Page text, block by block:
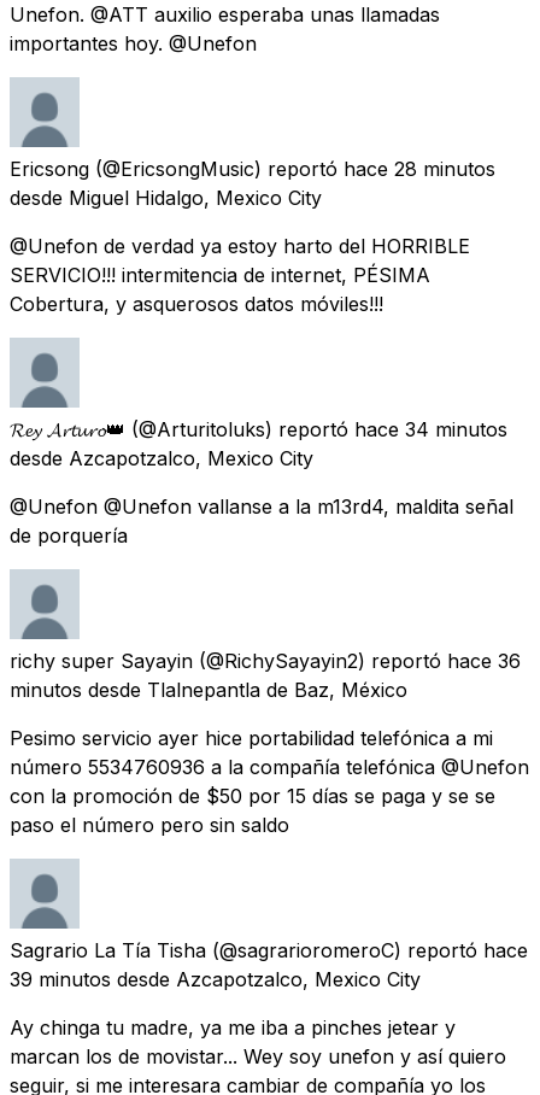
Unefon. @ATT auxilio esperaba unas llamadas
importantes hoy. @Unefon
Ericsong (@EricsongMusic) reportó hace 28 minutos
desde Miguel Hidalgo, Mexico City
@Unefon de verdad ya estoy harto del HORRIBLE
SERVICIO!!! intermitencia de internet, PÉSIMA
Cobertura, y asquerosos datos móviles!!!
𝓡𝓮𝔂 𝓐𝓻𝓽𝓾𝓻𝓸👑 (@Arturitoluks) reportó hace 34 minutos
desde Azcapotzalco, Mexico City
@Unefon @Unefon vallanse a la m13rd4, maldita señal
de porquería
richy super Sayayin (@RichySayayin2) reportó hace 36
minutos desde Tlalnepantla de Baz, México
Pesimo servicio ayer hice portabilidad telefónica a mi
número 5534760936 a la compañía telefónica @Unefon
con la promoción de $50 por 15 días se paga y se se
paso el número pero sin saldo
Sagrario La Tía Tisha (@sagrarioromeroC) reportó hace
39 minutos desde Azcapotzalco, Mexico City
Ay chinga tu madre, ya me iba a pinches jetear y
marcan los de movistar... Wey soy unefon y así quiero
seguir, si me interesara cambiar de compañía yo los